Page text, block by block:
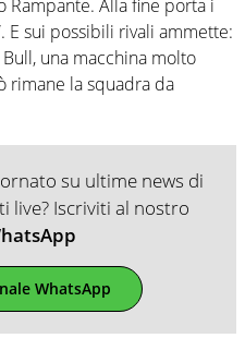
Rampante. Alla fine porta i
E sui possibili rivali ammette:
Bull, una macchina molto
rimane la squadra da
su ultime news di
live? Iscriviti al nostro
WhatsApp